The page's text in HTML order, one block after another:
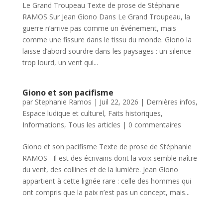
Le Grand Troupeau Texte de prose de Stéphanie
RAMOS Sur Jean Giono Dans Le Grand Troupeau, la
guerre n’arrive pas comme un événement, mais
comme une fissure dans le tissu du monde. Giono la
laisse d’abord sourdre dans les paysages : un silence
trop lourd, un vent qui...
Giono et son pacifisme
par Stephanie Ramos | Juil 22, 2026 | Dernières infos,
Espace ludique et culturel, Faits historiques,
Informations, Tous les articles | 0 commentaires
Giono et son pacifisme Texte de prose de Stéphanie
RAMOS Il est des écrivains dont la voix semble naître
du vent, des collines et de la lumière. Jean Giono
appartient à cette lignée rare : celle des hommes qui
ont compris que la paix n’est pas un concept, mais...